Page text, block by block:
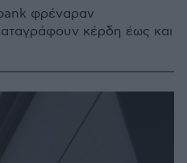
φρέναραν
κέρδη έως και